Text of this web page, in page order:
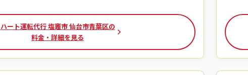
ハート運転代行 塩竈市 仙台市青葉区の
料金・詳細を見る